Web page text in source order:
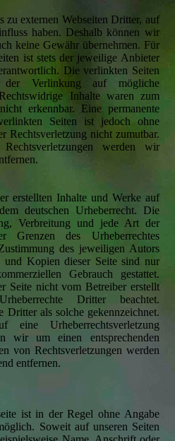
zu externen Webseiten Dritter, auf
haben. Deshalb können wir
keine Gewähr übernehmen. Für
ist stets der jeweilige Anbieter
Die verlinkten Seiten
Verlinkung auf mögliche
Inhalte waren zum
erkennbar. Eine permanente
Seiten ist jedoch ohne
Rechtsverletzung nicht zumutbar.
werden wir
erstellten Inhalte und Werke auf
deutschen Urheberrecht. Die
Verbreitung und jede Art der
Grenzen des Urheberrechtes
des jeweiligen Autors
und Kopien dieser Seite sind nur
Gebrauch gestattet.
Seite nicht vom Betreiber erstellt
Dritter beachtet.
Dritter als solche gekennzeichnet.
Urheberrechtsverletzung
wir um einen entsprechenden
von Rechtsverletzungen werden
entfernen.
ist in der Regel ohne Angabe
Soweit auf unseren Seiten